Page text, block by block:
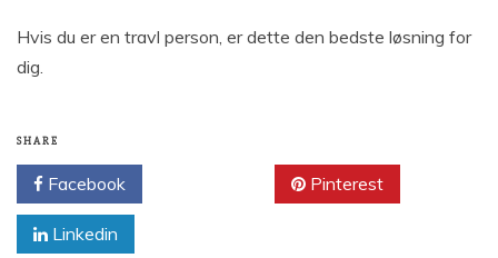
Hvis du er en travl person, er dette den bedste løsning for
dig.
SHARE
Facebook Pinterest
Linkedin